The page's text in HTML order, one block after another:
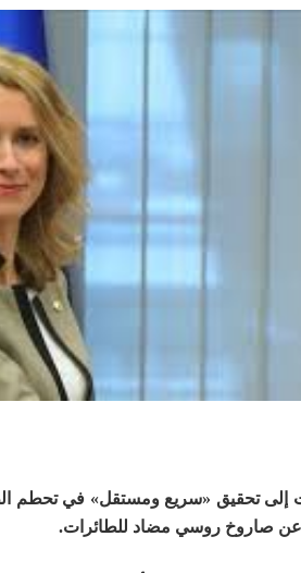
إلى تحقيق «سريع ومستقل» في تحطم
عن صاروخ روسي مضاد للطائرات.